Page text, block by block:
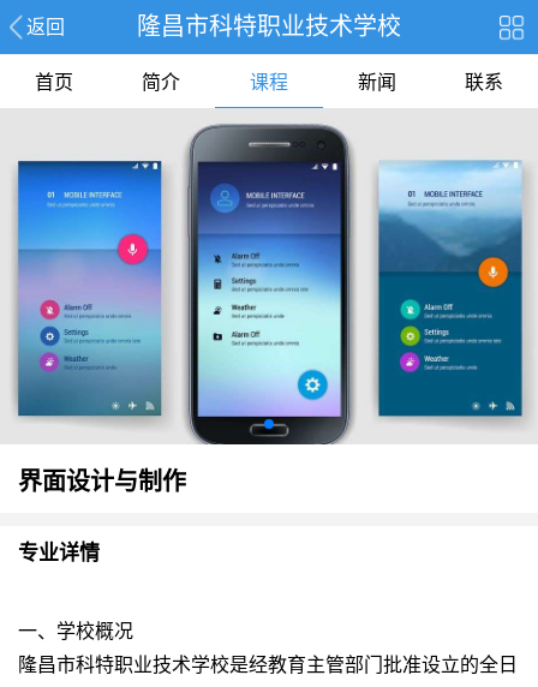
返回 隆昌市科特职业技术学校
首页 简介 课程 新闻 联系
界面设计与制作
专业详情
一、学校概况
隆昌市科特职业技术学校是经教育主管部门批准设立的全日